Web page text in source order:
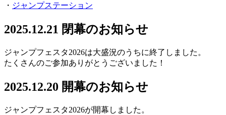
・ ジャンプステーション
2025.12.21 閉幕のお知らせ
ジャンプフェスタ2026は大盛況のうちに終了しました。
たくさんのご参加ありがとうございました！
2025.12.20 開幕のお知らせ
ジャンプフェスタ2026が開幕しました。